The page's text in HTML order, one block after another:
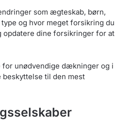
som ægteskab, børn,
og hvor meget forsikring du
opdatere dine forsikringer for at
for unødvendige dækninger og i
til den mest